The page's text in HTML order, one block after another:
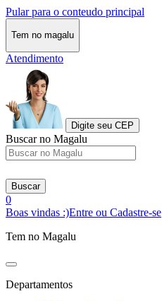
Pular para o conteudo principal
Tem no magalu
Atendimento
Digite seu CEP
Buscar no Magalu
Buscar
0
Boas vindas :)Entre ou Cadastre-se
Tem no Magalu
Departamentos